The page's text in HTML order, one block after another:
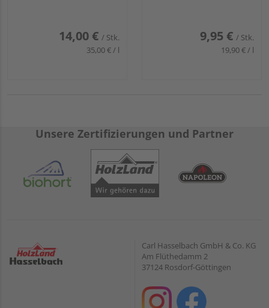
14,00 € / Stk.
35,00 € / l
9,95 € / Stk.
19,90 € / l
Unsere Zertifizierungen und Partner
Carl Hasselbach GmbH & Co. KG
Am Flüthedamm 2
37124 Rosdorf-Göttingen